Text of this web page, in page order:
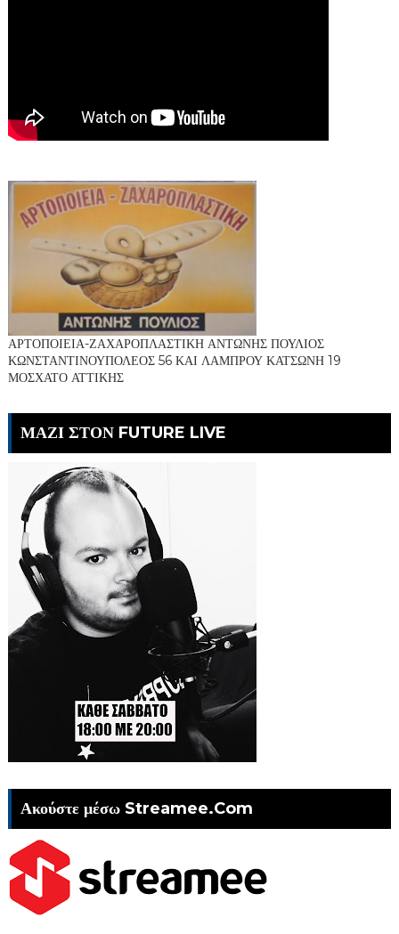
ΑΡΤΟΠΟΙΕΙΑ-ΖΑΧΑΡΟΠΛΑΣΤΙΚΗ ΑΝΤΩΝΗΣ ΠΟΥΛΙΟΣ
ΚΩΝΣΤΑΝΤΙΝΟΥΠΟΛΕΟΣ 56 ΚΑΙ ΛΑΜΠΡΟΥ ΚΑΤΣΩΝΗ 19
ΜΟΣΧΑΤΟ ΑΤΤΙΚΗΣ
ΜΑΖΙ ΣΤΟΝ FUTURE LIVE
Ακούστε μέσω Streamee.Com